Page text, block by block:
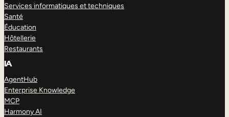
Services informatiques et techniques
Santé
Éducation
Hôtellerie
Restaurants
IA
AgentHub
Enterprise Knowledge
MCP
Harmony AI